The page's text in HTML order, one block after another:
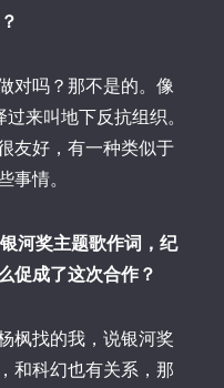
对吗？那不是的。像
来叫地下反抗组织。
友好，有一种类似于
事情。
河奖主题歌作词，纪
促成了这次合作？
枫找的我，说银河奖
和科幻也有关系，那